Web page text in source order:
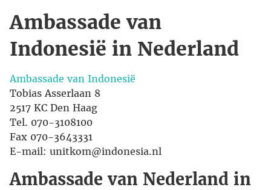
Ambassade van
Indonesië in Nederland
Ambassade van Indonesië
Tobias Asserlaan 8
2517 KC Den Haag
Tel. 070-3108100
Fax 070-3643331
E-mail: unitkom@indonesia.nl
Ambassade van Nederland in